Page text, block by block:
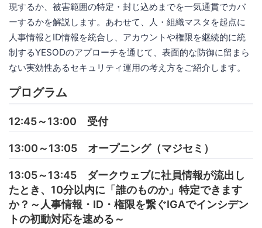
現するか、被害範囲の特定・封じ込めまでを一気通貫でカバ
ーするかを解説します。あわせて、人・組織マスタを起点に
人事情報とID情報を統合し、アカウントや権限を継続的に統
制するYESODのアプローチを通じて、表面的な防御に留まら
ない実効性あるセキュリティ運用の考え方をご紹介します。
プログラム
12:45～13:00 受付
13:00～13:05 オープニング（マジセミ）
13:05～13:45 ダークウェブに社員情報が流出し
たとき、10分以内に「誰のものか」特定できます
か？～人事情報・ID・権限を繋ぐIGAでインシデン
トの初動対応を速める～